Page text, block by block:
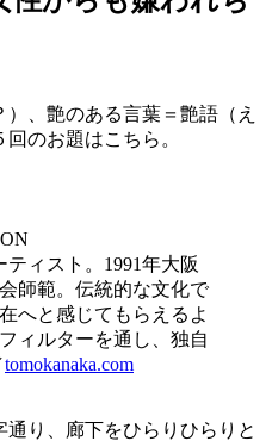
、艶のある言葉＝艶語（え
のお題はこちら。
ィスト。1991年大阪
師範。伝統的な文化で
へと感じてもらえるよ
ィルターを通し、独自
tomokanaka.com
通り、廊下をひらりひらりと